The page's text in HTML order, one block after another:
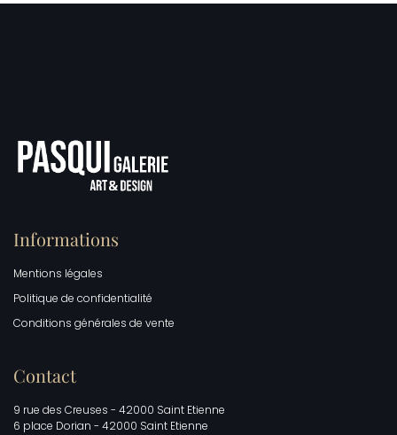
Informations
Mentions légales
Politique de confidentialité
Conditions générales de vente
Contact
9 rue des Creuses - 42000 Saint Etienne
6 place Dorian - 42000 Saint Etienne